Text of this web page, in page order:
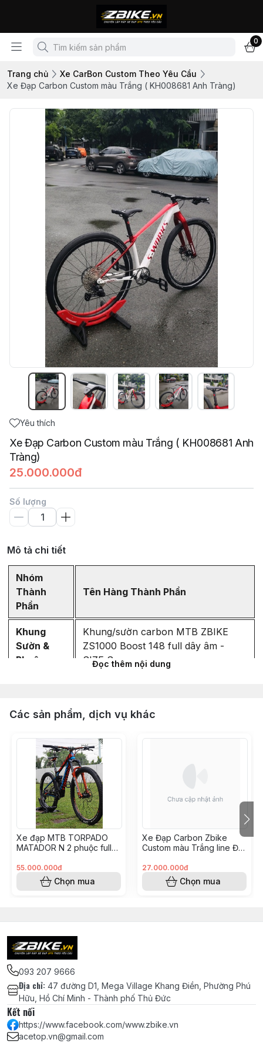
0
Trang chủ
Xe CarBon Custom Theo Yêu Cầu
Xe Đạp Carbon Custom màu Trắng ( KH008681 Anh Tràng)
Yêu thích
Xe Đạp Carbon Custom màu Trắng ( KH008681 Anh
Tràng)
25.000.000đ
Số lượng
Mô tả chi tiết
Nhóm
Thành
Phần
Tên Hàng Thành Phần
Khung
Sườn &
Phuộc
Khung/sườn carbon MTB ZBIKE
ZS1000 Boost 148 full dây âm -
SIZE S
Truyền
Động
32T (full bộ 6 món) Made in Japan
Đĩa Zrace 38T (Nâng cấp thay thế
đĩa 32T zin để tối ưu tốc độ)
Cối líp Shimano MS (Micro Spline)
cho đùm HASSNS PRO
nylon, 3 bạc đạn NBK
Đĩa thắng SHIMANO SM-RT26
chính hãng - 160mm (Lắp sau)
Adapter/Cầu đứng thắng đĩa
SHIMANO 180mm chính hãng
Đọc thêm nội dung
Các sản phẩm, dịch vụ khác
Xe đạp MTB TORPADO
MATADOR N 2 phuộc full
mới
55.000.000đ
Chọn mua
Xe Đạp Carbon Zbike
Custom màu Trắng line Đỏ
(KH8248175 Hoài Vũ)
27.000.000đ
Chọn mua
093 207 9666
Địa chỉ: 47 đường D1, Mega Village Khang Điền, Phường Phú
Hữu, Hồ Chí Minh - Thành phố Thủ Đức
Kết nối
https://www.facebook.com/www.zbike.vn
acetop.vn@gmail.com